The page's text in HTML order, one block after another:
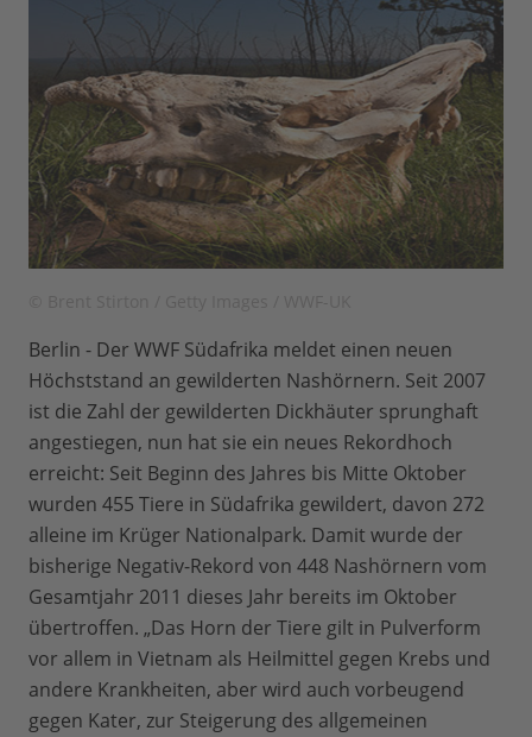
Berlin - Der WWF Südafrika meldet einen neuen
Höchststand an gewilderten Nashörnern. Seit 2007
ist die Zahl der gewilderten Dickhäuter sprunghaft
angestiegen, nun hat sie ein neues Rekordhoch
erreicht: Seit Beginn des Jahres bis Mitte Oktober
wurden 455 Tiere in Südafrika gewildert, davon 272
alleine im Krüger Nationalpark. Damit wurde der
bisherige Negativ-Rekord von 448 Nashörnern vom
Gesamtjahr 2011 dieses Jahr bereits im Oktober
übertroffen. „Das Horn der Tiere gilt in Pulverform
vor allem in Vietnam als Heilmittel gegen Krebs und
andere Krankheiten, aber wird auch vorbeugend
gegen Kater, zur Steigerung des allgemeinen